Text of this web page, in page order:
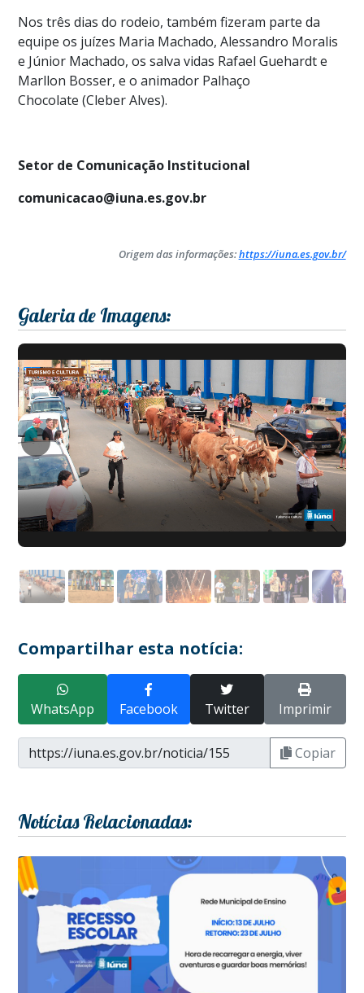
Nos três dias do rodeio, também fizeram parte da
equipe os juízes Maria Machado, Alessandro Moralis
e Júnior Machado, os salva vidas Rafael Guehardt e
Marllon Bosser, e o animador Palhaço
Chocolate (Cleber Alves).
Setor de Comunicação Institucional
comunicacao@iuna.es.gov.br
Origem das informações:https://iuna.es.gov.br/
Galeria de Imagens:
Compartilhar esta notícia:
WhatsApp Facebook Twitter Imprimir
Copiar
Notícias Relacionadas: